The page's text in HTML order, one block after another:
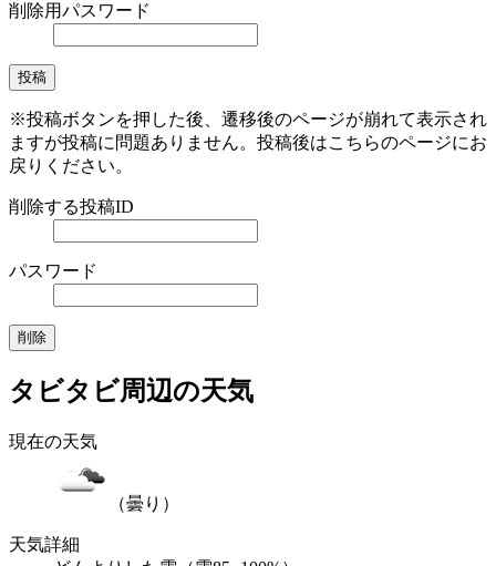
削除用パスワード
※投稿ボタンを押した後、遷移後のページが崩れて表示され
ますが投稿に問題ありません。投稿後はこちらのページにお
戻りください。
削除する投稿ID
パスワード
タビタビ周辺の天気
現在の天気
（曇り）
天気詳細